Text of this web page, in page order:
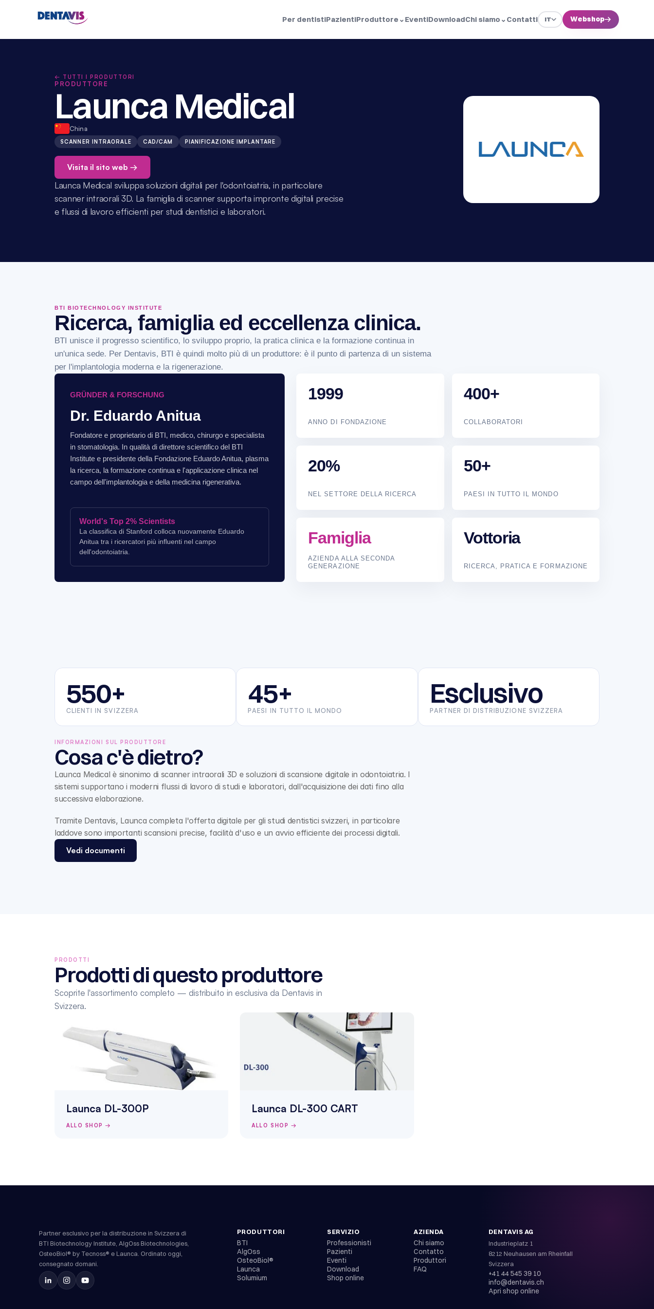
Per dentistiPazientiProduttore ⌄ EventiDownloadChi siamo ⌄ Contatti IT Webshop→
← TUTTI I PRODUTTORI
PRODUTTORE
Launca Medical
China
SCANNER INTRAORALE CAD/CAM PIANIFICAZIONE IMPLANTARE
Visita il sito web →
Launca Medical sviluppa soluzioni digitali per l'odontoiatria, in particolare
scanner intraorali 3D. La famiglia di scanner supporta impronte digitali precise
e flussi di lavoro efficienti per studi dentistici e laboratori.
BTI BIOTECHNOLOGY INSTITUTE
Ricerca, famiglia ed eccellenza clinica.
BTI unisce il progresso scientifico, lo sviluppo proprio, la pratica clinica e la formazione continua in
un'unica sede. Per Dentavis, BTI è quindi molto più di un produttore: è il punto di partenza di un sistema
per l'implantologia moderna e la rigenerazione.
GRÜNDER & FORSCHUNG
Dr. Eduardo Anitua
Fondatore e proprietario di BTI, medico, chirurgo e specialista
in stomatologia. In qualità di direttore scientifico del BTI
Institute e presidente della Fondazione Eduardo Anitua, plasma
la ricerca, la formazione continua e l'applicazione clinica nel
campo dell'implantologia e della medicina rigenerativa.
World's Top 2% Scientists
La classifica di Stanford colloca nuovamente Eduardo
Anitua tra i ricercatori più influenti nel campo
dell'odontoiatria.
1999
ANNO DI FONDAZIONE
400+
COLLABORATORI
20%
NEL SETTORE DELLA RICERCA
50+
PAESI IN TUTTO IL MONDO
Famiglia
AZIENDA ALLA SECONDA
GENERAZIONE
Vottoria
RICERCA, PRATICA E FORMAZIONE
550+
CLIENTI IN SVIZZERA
45+
PAESI IN TUTTO IL MONDO
Esclusivo
PARTNER DI DISTRIBUZIONE SVIZZERA
INFORMAZIONI SUL PRODUTTORE
Cosa c'è dietro?
Launca Medical è sinonimo di scanner intraorali 3D e soluzioni di scansione digitale in odontoiatria. I
sistemi supportano i moderni flussi di lavoro di studi e laboratori, dall'acquisizione dei dati fino alla
successiva elaborazione.
Tramite Dentavis, Launca completa l'offerta digitale per gli studi dentistici svizzeri, in particolare
laddove sono importanti scansioni precise, facilità d'uso e un avvio efficiente dei processi digitali.
Vedi documenti
PRODOTTI
Prodotti di questo produttore
Scoprite l'assortimento completo — distribuito in esclusiva da Dentavis in
Svizzera.
Launca DL-300P
ALLO SHOP →
Launca DL-300 CART
ALLO SHOP →
Partner esclusivo per la distribuzione in Svizzera di
BTI Biotechnology Institute, AlgOss Biotechnologies,
OsteoBiol® by Tecnoss® e Launca. Ordinato oggi,
consegnato domani.
PRODUTTORI
BTI
AlgOss
OsteoBiol®
Launca
Solumium
SERVIZIO
Professionisti
Pazienti
Eventi
Download
Shop online
AZIENDA
Chi siamo
Contatto
Produttori
FAQ
DENTAVIS AG
Industrieplatz 1
8212 Neuhausen am Rheinfall
Svizzera
+41 44 545 39 10
info@dentavis.ch
Apri shop online